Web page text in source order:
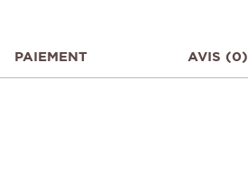
PAIEMENT AVIS (0)